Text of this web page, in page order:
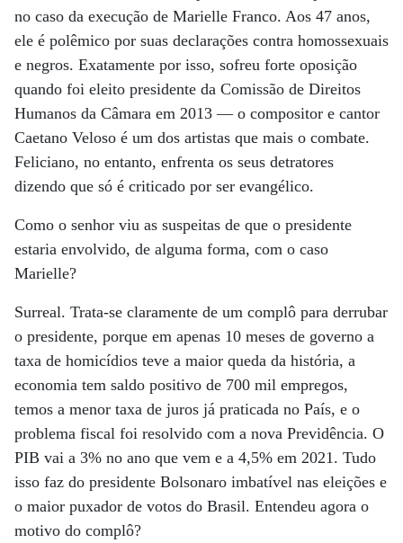
no caso da execução de Marielle Franco. Aos 47 anos,
ele é polêmico por suas declarações contra homossexuais
e negros. Exatamente por isso, sofreu forte oposição
quando foi eleito presidente da Comissão de Direitos
Humanos da Câmara em 2013 — o compositor e cantor
Caetano Veloso é um dos artistas que mais o combate.
Feliciano, no entanto, enfrenta os seus detratores
dizendo que só é criticado por ser evangélico.
Como o senhor viu as suspeitas de que o presidente
estaria envolvido, de alguma forma, com o caso
Marielle?
Surreal. Trata-se claramente de um complô para derrubar
o presidente, porque em apenas 10 meses de governo a
taxa de homicídios teve a maior queda da história, a
economia tem saldo positivo de 700 mil empregos,
temos a menor taxa de juros já praticada no País, e o
problema fiscal foi resolvido com a nova Previdência. O
PIB vai a 3% no ano que vem e a 4,5% em 2021. Tudo
isso faz do presidente Bolsonaro imbatível nas eleições e
o maior puxador de votos do Brasil. Entendeu agora o
motivo do complô?